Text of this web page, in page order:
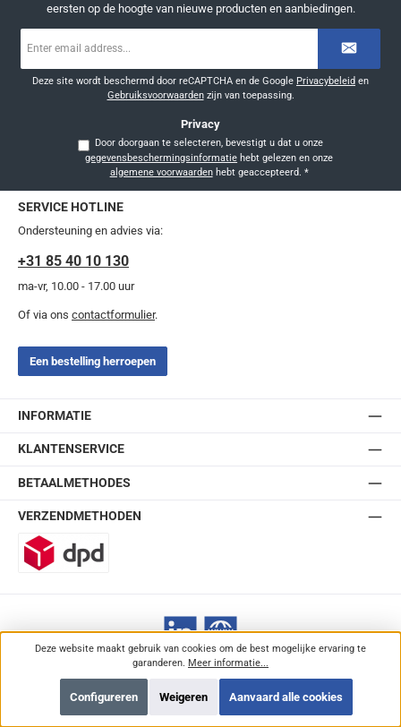
eersten op de hoogte van nieuwe producten en aanbiedingen.
mailadres
Deze site wordt beschermd door reCAPTCHA en de Google Privacybeleid en
Gebruiksvoorwaardenzijn van toepassing.
Privacy
Door doorgaan te selecteren, bevestigt u dat u onze
gegevensbeschermingsinformatie
algemene voorwaardenhebt geaccepteerd. *
SERVICE HOTLINE
Ondersteuning en advies via:
+31 85 40 10 130
ma-vr, 10.00 - 17.00 uur
Of via ons contactformulier.
Een bestelling herroepen
INFORMATIE
KLANTENSERVICE
BETAALMETHODES
VERZENDMETHODEN
Alle prijzen incl. btw plus verzendkosten
Deze website maakt gebruik van cookies om de best mogelijke ervaring te
garanderen. Meer informatie...
Weigeren
Configureren Aanvaard alle cookies